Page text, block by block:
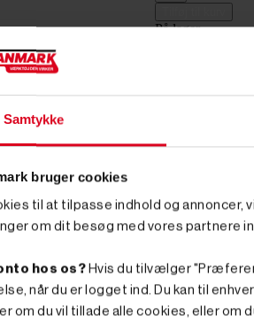
Samtykke
bruger cookies
til at tilpasse indhold og
om dit besøg med vores partnere
hos os? Hvis du tilvælger
når du er logget ind. Du kan til
om du vil tillade alle cookies, eller om
På lager
(796,00 kr. ekskl.